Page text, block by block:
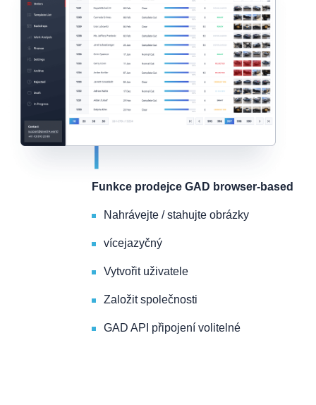
Funkce prodejce GAD browser-based
Nahrávejte / stahujte obrázky
vícejazyčný
Vytvořit uživatele
Založit společnosti
GAD API připojení volitelné